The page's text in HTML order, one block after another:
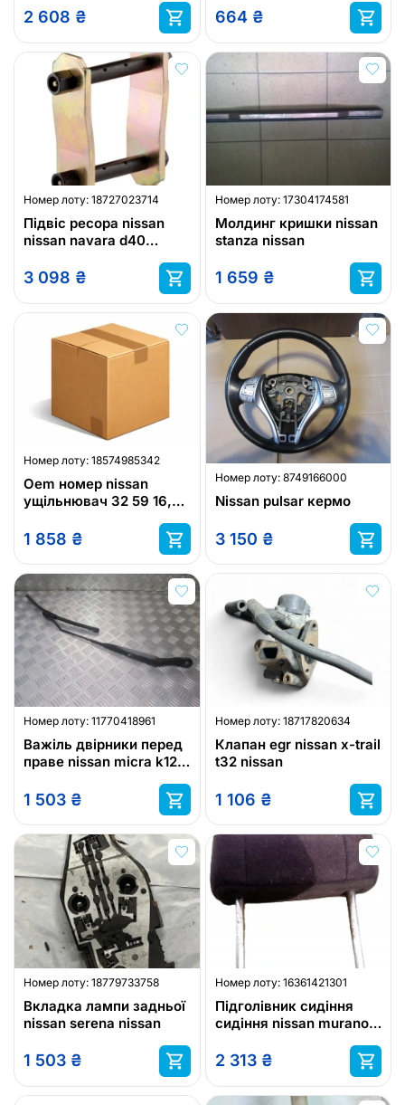
2 608 ₴ 664 ₴
Номер лоту: 18727023714
Підвіс ресора nissan
nissan navara d40
2005+ 1 штука
3 098 ₴
Номер лоту: 17304174581
Молдинг кришки nissan
stanza nissan
1 659 ₴
Номер лоту: 18574985342
Oem номер nissan
ущільнювач 32 59 16,5
1 858 ₴
Номер лоту: 8749166000
Nissan pulsar кермо
3 150 ₴
Номер лоту: 11770418961
Важіль двірники перед
праве nissan micra k12
1 503 ₴
Номер лоту: 18717820634
Клапан egr nissan x-trail
t32 nissan
1 106 ₴
Номер лоту: 18779733758
Вкладка лампи задньої
nissan serena nissan
1 503 ₴
Номер лоту: 16361421301
Підголівник сидіння
сидіння nissan murano
2 313 ₴